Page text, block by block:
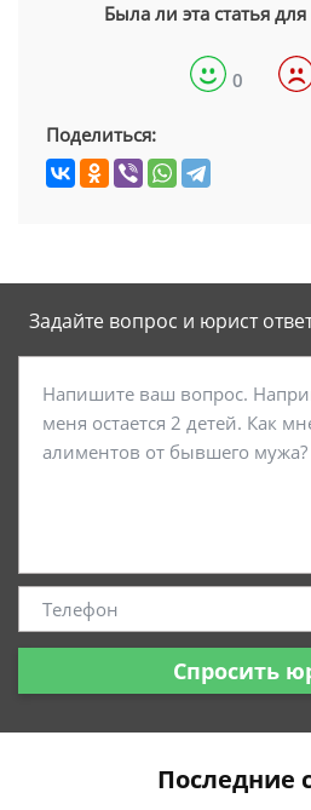
Была ли эта статья
0
Поделиться:
Задайте вопрос и юрист
Спросить
Последние